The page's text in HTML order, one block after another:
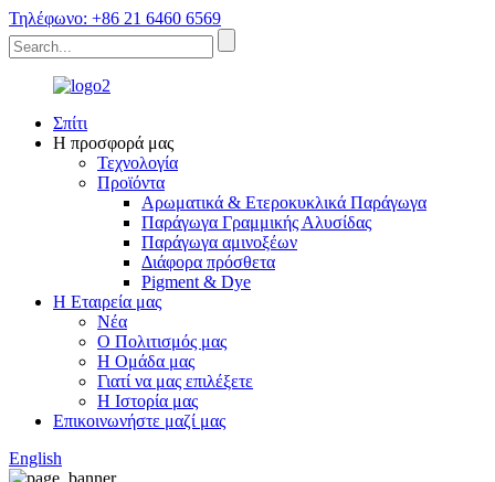
Τηλέφωνο: +86 21 6460 6569
Σπίτι
Η προσφορά μας
Τεχνολογία
Προϊόντα
Αρωματικά & Ετεροκυκλικά Παράγωγα
Παράγωγα Γραμμικής Αλυσίδας
Παράγωγα αμινοξέων
Διάφορα πρόσθετα
Pigment & Dye
Η Εταιρεία μας
Νέα
Ο Πολιτισμός μας
Η Ομάδα μας
Γιατί να μας επιλέξετε
Η Ιστορία μας
Επικοινωνήστε μαζί μας
English